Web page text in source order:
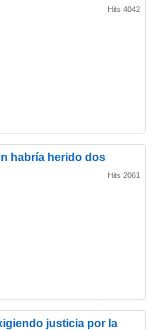
Hits 4042
habría herido dos
Hits 2061
justicia por la